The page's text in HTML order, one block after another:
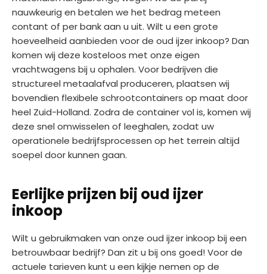
nauwkeurig en betalen we het bedrag meteen
contant of per bank aan u uit. Wilt u een grote
hoeveelheid aanbieden voor de oud ijzer inkoop? Dan
komen wij deze kosteloos met onze eigen
vrachtwagens bij u ophalen. Voor bedrijven die
structureel metaalafval produceren, plaatsen wij
bovendien flexibele schrootcontainers op maat door
heel Zuid-Holland. Zodra de container vol is, komen wij
deze snel omwisselen of leeghalen, zodat uw
operationele bedrijfsprocessen op het terrein altijd
soepel door kunnen gaan.
Eerlijke prijzen bij oud ijzer
inkoop
Wilt u gebruikmaken van onze oud ijzer inkoop bij een
betrouwbaar bedrijf? Dan zit u bij ons goed! Voor de
actuele tarieven kunt u een kijkje nemen op de